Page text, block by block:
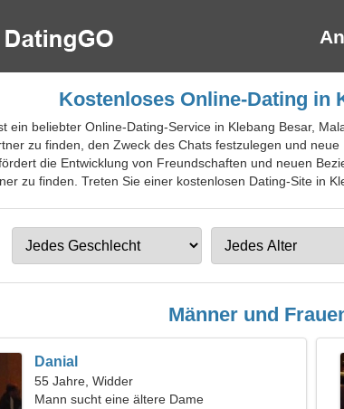
Kostenloses Online-Dating in
ein beliebter Online-Dating-Service in Klebang Besar,
zu finden, den Zweck des Chats festzulegen und
die Entwicklung von Freundschaften und neuen
zu finden. Treten Sie einer kostenlosen Dating-Site in
Männer und
Danial
55 Jahre, Widder
Mann sucht eine ältere Dame